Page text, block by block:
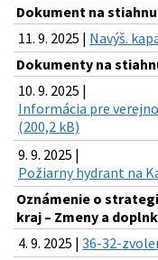
Dokument na
11. 9. 2025 | Navýš.
Dokumenty na
10. 9. 2025 |
Informácia pre
(200,2 kB)
9. 9. 2025 |
Požiarny hydrant na
Oznámenie o
kraj – Zmeny a
4. 9. 2025 | 36-32-